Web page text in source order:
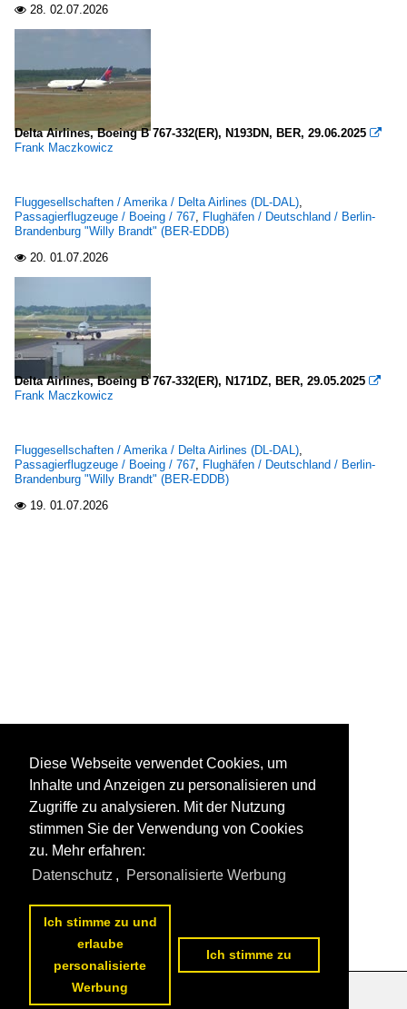
 28. 02.07.2026
Delta Airlines, Boeing B 767-332(ER), N193DN, BER, 29.06.2025 
Frank Maczkowicz
Fluggesellschaften / Amerika / Delta Airlines (DL-DAL),
Passagierflugzeuge / Boeing / 767, Flughäfen / Deutschland / Berlin-
Brandenburg "Willy Brandt" (BER-EDDB)
 20. 01.07.2026
Delta Airlines, Boeing B 767-332(ER), N171DZ, BER, 29.05.2025 
Frank Maczkowicz
Fluggesellschaften / Amerika / Delta Airlines (DL-DAL),
Passagierflugzeuge / Boeing / 767, Flughäfen / Deutschland / Berlin-
Brandenburg "Willy Brandt" (BER-EDDB)
 19. 01.07.2026
Datenschutzerklärung
Diese Webseite verwendet Cookies, um
Inhalte und Anzeigen zu personalisieren und
Zugriffe zu analysieren. Mit der Nutzung
stimmen Sie der Verwendung von Cookies
zu. Mehr erfahren:
Datenschutz , Personalisierte Werbung
Ich stimme zu und
erlaube
personalisierte
Werbung
Ich stimme zu